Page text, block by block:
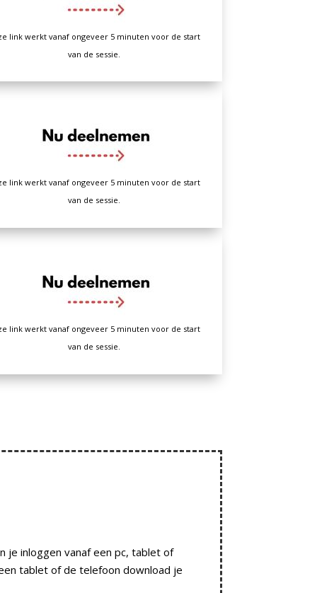
link werkt vanaf ongeveer 5 minuten voor de start
van de sessie.
link werkt vanaf ongeveer 5 minuten voor de start
van de sessie.
link werkt vanaf ongeveer 5 minuten voor de start
van de sessie.
je inloggen vanaf een pc, tablet of
tablet of de telefoon download je